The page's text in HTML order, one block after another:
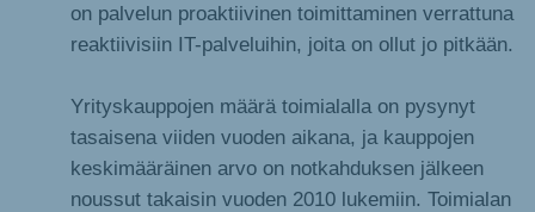
on palvelun proaktiivinen toimittaminen verrattuna
reaktiivisiin IT-palveluihin, joita on ollut jo pitkään.
Yrityskauppojen määrä toimialalla on pysynyt
tasaisena viiden vuoden aikana, ja kauppojen
keskimääräinen arvo on notkahduksen jälkeen
noussut takaisin vuoden 2010 lukemiin. Toimialan